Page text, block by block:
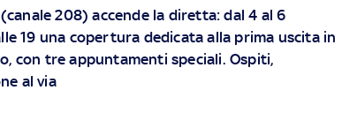
208) accende la diretta: dal 4 al 6
19 una copertura dedicata alla prima uscita in
con tre appuntamenti speciali. Ospiti,
al via